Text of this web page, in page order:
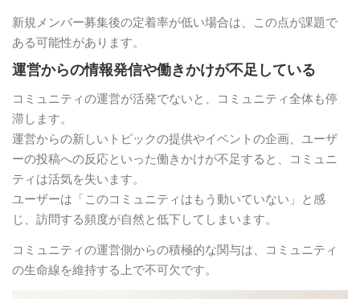
新規メンバー募集後の定着率が低い場合は、この点が課題で
ある可能性があります。
運営からの情報発信や働きかけが不足している
コミュニティの運営が活発でないと、コミュニティ全体も停
滞します。
運営からの新しいトピックの提供やイベントの企画、ユーザ
ーの投稿への反応といった働きかけが不足すると、コミュニ
ティは活気を失います。
ユーザーは「このコミュニティはもう動いていない」と感
じ、訪問する頻度が自然と低下してしまいます。
コミュニティの運営側からの積極的な関与は、コミュニティ
の生命線を維持する上で不可欠です。